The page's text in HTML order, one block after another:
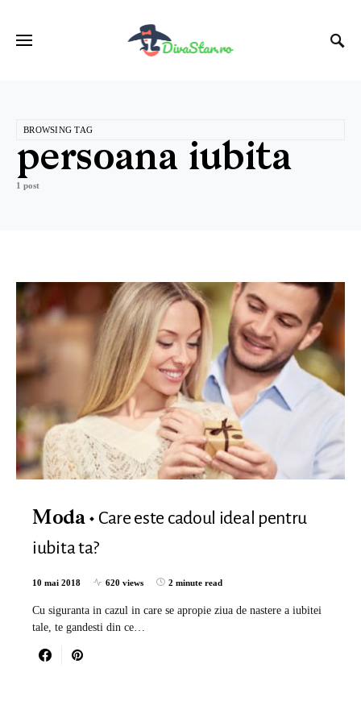
BROWSING TAG
persoana iubita
1 post
Moda
Care este cadoul ideal pentru
iubita ta?
10 mai 2018 620 views 2 minute read
Cu siguranta in cazul in care se apropie ziua de nastere a iubitei
tale, te gandesti din ce…